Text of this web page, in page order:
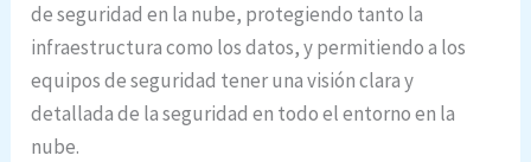
de seguridad en la nube, protegiendo tanto la
infraestructura como los datos, y permitiendo a los
equipos de seguridad tener una visión clara y
detallada de la seguridad en todo el entorno en la
nube.